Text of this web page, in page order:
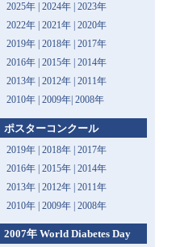
2025年| 2024年| 2023年
2022年| 2021年| 2020年
2019年| 2018年| 2017年
2016年| 2015年| 2014年
2013年 | 2012年| 2011年
2010年| 2009年| 2008年
ポスターコンクール
2019年 | 2018年 | 2017年
2016年 | 2015年 | 2014年
2013年 | 2012年 | 2011年
2010年 | 2009年 | 2008年
2007年 World Diabetes Day